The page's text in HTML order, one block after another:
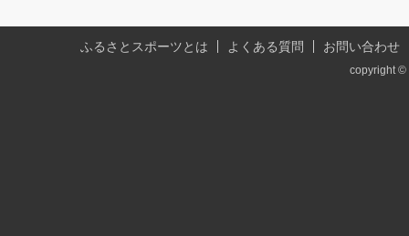
ふるさとスポーツとは よくある質問 お問い合わせ
copyright ©